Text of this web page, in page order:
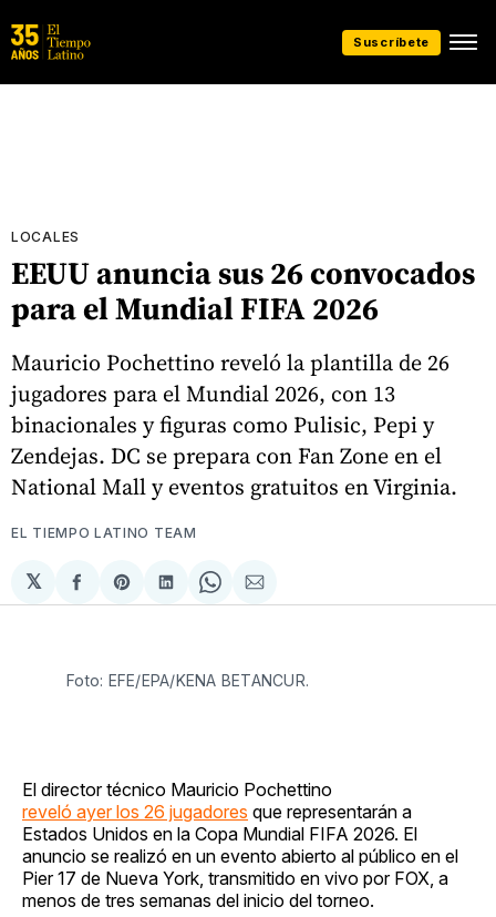
Suscríbete
LOCALES
EEUU anuncia sus 26 convocados
para el Mundial FIFA 2026
Mauricio Pochettino reveló la plantilla de 26
jugadores para el Mundial 2026, con 13
binacionales y figuras como Pulisic, Pepi y
Zendejas. DC se prepara con Fan Zone en el
National Mall y eventos gratuitos en Virginia.
EL TIEMPO LATINO TEAM
𝕏
Compartir
en
Share
on
Compartir
en
Share
on
Compartir
via
Foto: EFE/EPA/KENA BETANCUR.
El director técnico Mauricio Pochettino
reveló ayer los 26 jugadores que representarán a
Estados Unidos en la Copa Mundial FIFA 2026. El
anuncio se realizó en un evento abierto al público en el
Pier 17 de Nueva York, transmitido en vivo por FOX, a
menos de tres semanas del inicio del torneo.